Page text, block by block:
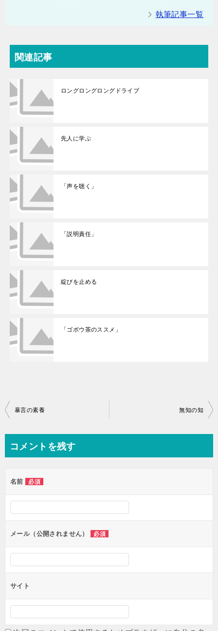
執筆記事一覧
関連記事
ロングロングロングドライブ
先人に学ぶ
「声を聴く」
「説明責任」
綻びを止める
「ゴボウ茶のススメ」
投
ビ
ー
シ
ョ
ン
暴言の素養 無知の知
コメントを残す
名前 必須
メール（公開されません） 必須
サイト